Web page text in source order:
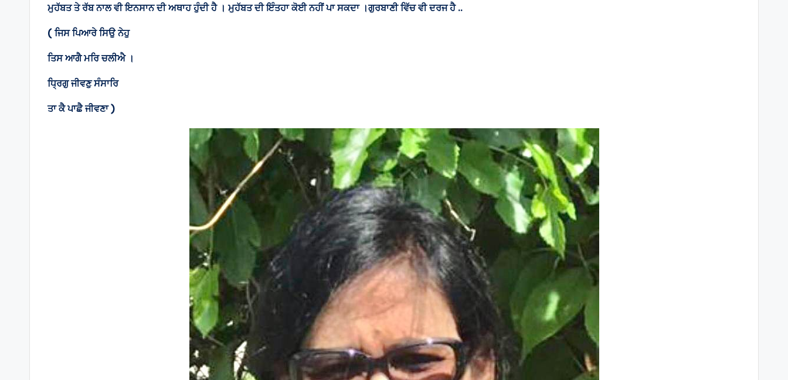
ਮੁਹੱਬਤ ਤੇ ਰੱਬ ਨਾਲ ਵੀ ਇਨਸਾਨ ਦੀ ਅਥਾਹ ਹੁੰਦੀ ਹੈ । ਮੁਹੱਬਤ ਦੀ ਇੰਤਹਾ ਕੋਈ ਨਹੀਂ ਪਾ ਸਕਦਾ ।ਗੁਰਬਾਣੀ ਵਿੱਚ ਵੀ ਦਰਜ ਹੈ ..
( ਜਿਸ ਪਿਆਰੇ ਸਿਉ ਨੇਹੁ
ਤਿਸ ਆਗੈ ਮਰਿ ਚਲੀਐ ।
ਧ੍ਰਿਗੁ ਜੀਵਣੁ ਸੰਸਾਰਿ
ਤਾ ਕੈ ਪਾਛੈ ਜੀਵਣਾ )